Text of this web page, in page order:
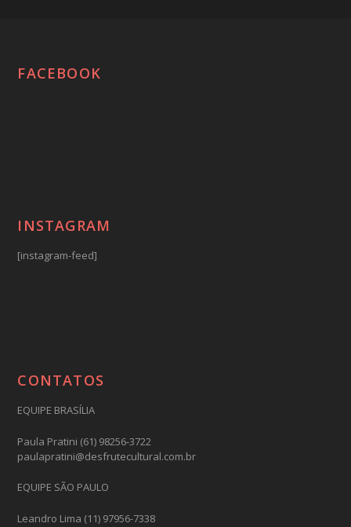
FACEBOOK
INSTAGRAM
[instagram-feed]
CONTATOS
EQUIPE BRASÍLIA
Paula Pratini (61) 98256-3722
paulapratini@desfrutecultural.com.br
EQUIPE SÃO PAULO
Leandro Lima (11) 97956-7338